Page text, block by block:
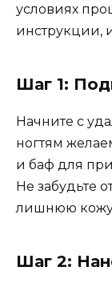
условиях
инструкции,
Шаг 1:
Начните с
ногтям
и баф для
Не забудьте
лишнюю
Шаг 2: